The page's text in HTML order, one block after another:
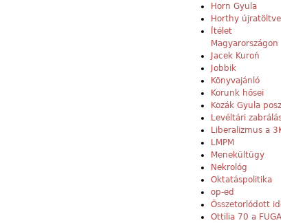
Horn Gyula
Horthy újratöltve
Ítélet
Magyarországon
Jacek Kuroń
Jobbik
Könyvajánló
Korunk hősei
Kozák Gyula
Levéltári
Liberalizmus a
LMPM
Menekültügy
Nekrológ
Oktatáspolitika
op-ed
Összetorlódott
Ottilia 70 a